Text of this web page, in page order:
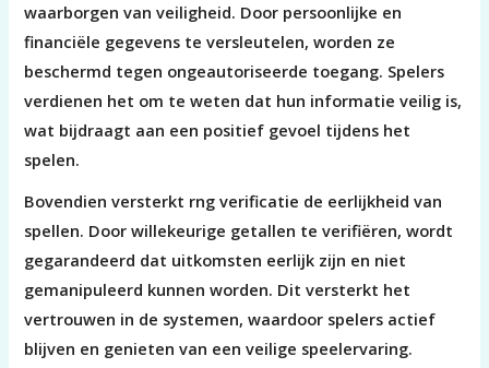
waarborgen van veiligheid. Door persoonlijke en
financiële gegevens te versleutelen, worden ze
beschermd tegen ongeautoriseerde toegang. Spelers
verdienen het om te weten dat hun informatie veilig is,
wat bijdraagt aan een positief gevoel tijdens het
spelen.
Bovendien versterkt rng verificatie de eerlijkheid van
spellen. Door willekeurige getallen te verifiëren, wordt
gegarandeerd dat uitkomsten eerlijk zijn en niet
gemanipuleerd kunnen worden. Dit versterkt het
vertrouwen in de systemen, waardoor spelers actief
blijven en genieten van een veilige speelervaring.